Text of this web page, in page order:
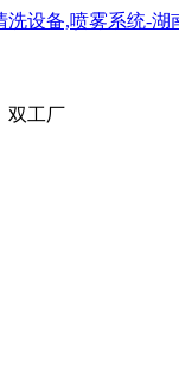
双工厂
）排放是一个重
脱硝喷枪技术成为